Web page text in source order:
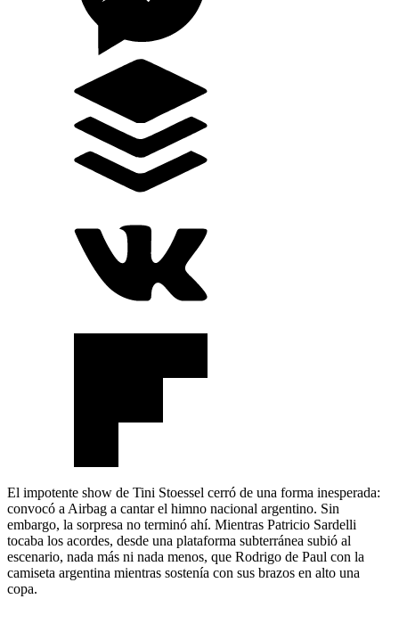
El impotente show de Tini Stoessel cerró de una forma inesperada:
convocó a Airbag a cantar el himno nacional argentino. Sin
embargo, la sorpresa no terminó ahí. Mientras Patricio Sardelli
tocaba los acordes, desde una plataforma subterránea subió al
escenario, nada más ni nada menos, que Rodrigo de Paul con la
camiseta argentina mientras sostenía con sus brazos en alto una
copa.